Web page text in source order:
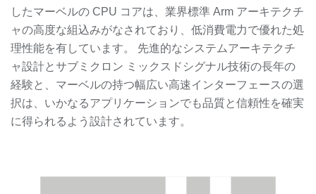
したマーベルの CPU コアは、業界標準 Arm アーキテクチ
ャの高度な組込みがなされており、低消費電力で優れた処
理性能を有しています。 先進的なシステムアーキテクチ
ャ設計とサブミクロン ミックスドシグナル技術の長年の
経験と、マーベルの持つ幅広い高速インターフェースの選
択は、いかなるアプリケーションでも品質と信頼性を確実
に得られるよう設計されています。